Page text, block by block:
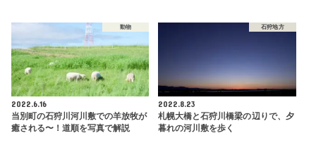
動物
2022.6.16
当別町の石狩川河川敷での羊放牧が
癒される〜！道順を写真で解説
石狩地方
2022.8.23
札幌大橋と石狩川橋梁の辺りで、夕
暮れの河川敷を歩く